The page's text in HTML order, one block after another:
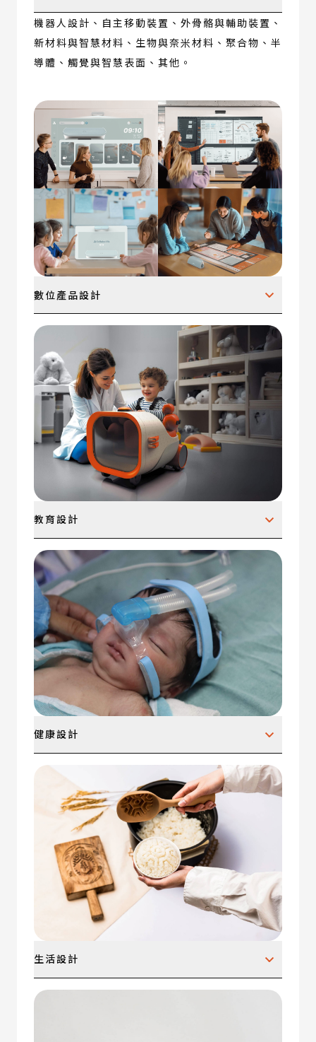
機器人設計、自主移動裝置、外骨骼與輔助裝置、
新材料與智慧材料、生物與奈米材料、聚合物、半
導體、觸覺與智慧表面、其他。
數位產品設計
人工智能服務（AI）、使用者介面（UI）、使用
者體驗（UX）、行動應用程式、可穿戴裝置、智
慧家居與物聯網（IoT）、其他。
教育設計
教學輔助工具、教室與學習空間、教育遊戲與應用
程式、兒童產品、學習設備與自學工具、成人學習
與公共教育、遊戲與娛樂教育設備、其他。
健康設計
運動與健身用品、個人美容、醫療設備與器材、手
術與診斷工具、復健裝置、可穿戴健康設備、寵物
與獸醫工具、其他。
生活設計
家具、照明、廚衛設備、電子3C設備、餐具與廚